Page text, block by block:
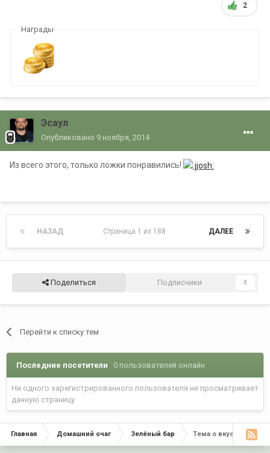
2
Награды
Эсаул
Опубликовано 9 ноября, 2014
Из всего этого, только ложки понравились!
НАЗАД ДАЛЕЕ
Страница 1 из 188
Поделиться Подписчики 0
Перейти к списку тем
Последние посетители 0 пользователей онлайн
Ни одного зарегистрированного пользователя не просматривает
данную страницу
Главная Домашний очаг Зелёный бар Тема о вкусной,